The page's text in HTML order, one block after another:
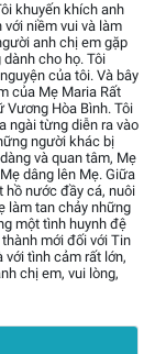
khuyến khích anh
niềm vui và làm
anh chị em gặp
cho họ. Tôi
của tôi. Và bây
của Mẹ Maria Rất
Hòa Bình. Tôi
ngài từng diễn ra vào
người khác bị
và quan tâm, Mẹ
dâng lên Mẹ. Giữa
hồ nước đầy cá, nuôi
làm tan chảy những
một tình huynh đệ
mới đối với Tin
với tình cảm rất lớn,
chị em, vui lòng,